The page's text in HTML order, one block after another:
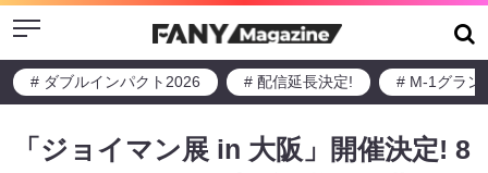
Menu
# ダブルインパクト2026 # 配信延長決定! # M-1グラン
「ジョイマン展 in 大阪」開催決定! 8